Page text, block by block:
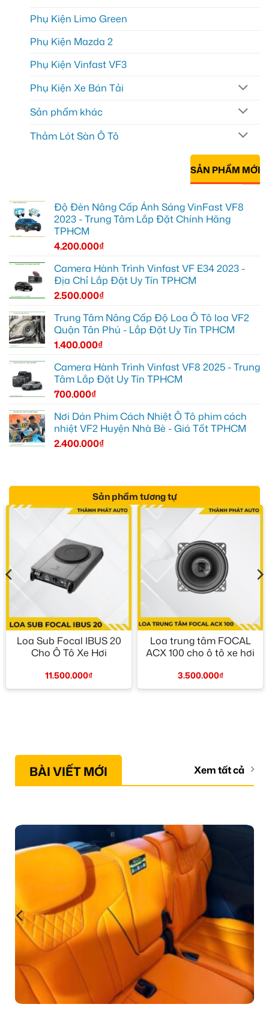
Phụ Kiện Limo Green
Phụ Kiện Mazda 2
Phụ Kiện Vinfast VF3
Phụ Kiện Xe Bán Tải
Sản phẩm khác
Thảm Lót Sàn Ô Tô
SẢN PHẨM MỚI
Độ Đèn Nâng Cấp Ánh Sáng VinFast VF8
2023 - Trung Tâm Lắp Đặt Chính Hãng
TPHCM
4.200.000₫
Camera Hành Trình Vinfast VF E34 2023 -
Địa Chỉ Lắp Đặt Uy Tín TPHCM
2.500.000₫
Trung Tâm Nâng Cấp Độ Loa Ô Tô loa VF2
Quận Tân Phú - Lắp Đặt Uy Tín TPHCM
1.400.000₫
Camera Hành Trình Vinfast VF8 2025 - Trung
Tâm Lắp Đặt Uy Tín TPHCM
700.000₫
Nơi Dán Phim Cách Nhiệt Ô Tô phim cách
nhiệt VF2 Huyện Nhà Bè - Giá Tốt TPHCM
2.400.000₫
Sản phẩm tương tự
Loa Sub Focal IBUS 20
Cho Ô Tô Xe Hơi
11.500.000₫
Loa trung tâm FOCAL
ACX 100 cho ô tô xe hơi
3.500.000₫
BÀI VIẾT MỚI Xem tất cả